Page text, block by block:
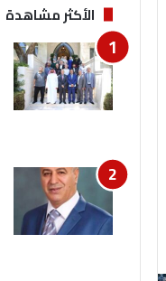
الأكثر مشاهدة